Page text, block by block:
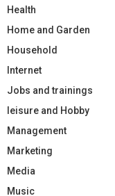
Health
Home and Garden
Household
Internet
Jobs and trainings
leisure and Hobby
Management
Marketing
Media
Music